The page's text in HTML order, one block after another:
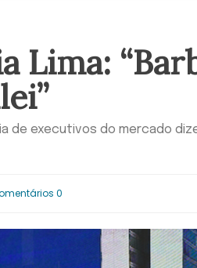
Lima:
executivos do mercado
0